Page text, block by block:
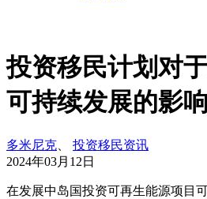
投资移民计划对
可持续发展的影响
多米尼克
投资移民资讯
2024年03月12日
在发展中岛国投资可再生能源项目